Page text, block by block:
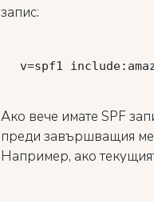
запис:
v
Ако вече имате SPF
преди завършващия
Например, ако